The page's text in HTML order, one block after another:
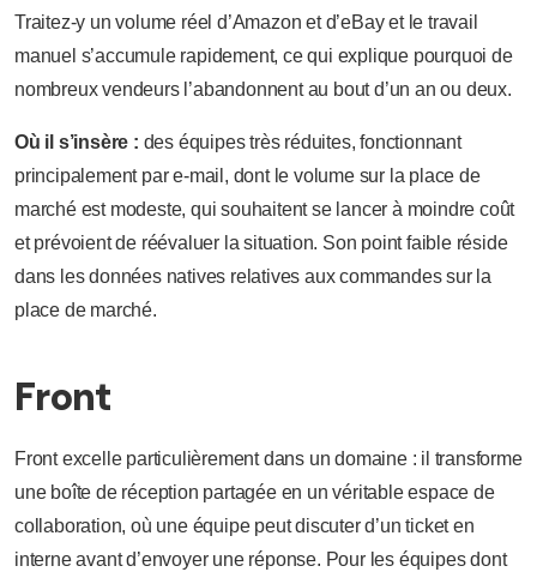
Traitez-y un volume réel d’Amazon et d’eBay et le travail
manuel s’accumule rapidement, ce qui explique pourquoi de
nombreux vendeurs l’abandonnent au bout d’un an ou deux.
Où il s’insère : des équipes très réduites, fonctionnant
principalement par e-mail, dont le volume sur la place de
marché est modeste, qui souhaitent se lancer à moindre coût
et prévoient de réévaluer la situation. Son point faible réside
dans les données natives relatives aux commandes sur la
place de marché.
Front
Front excelle particulièrement dans un domaine : il transforme
une boîte de réception partagée en un véritable espace de
collaboration, où une équipe peut discuter d’un ticket en
interne avant d’envoyer une réponse. Pour les équipes dont